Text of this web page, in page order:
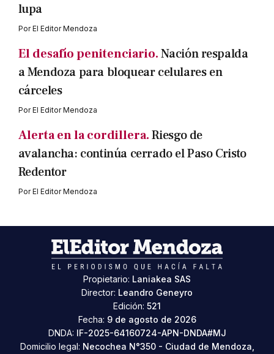
lupa
PorEl Editor Mendoza
El desafío penitenciario.Nación respalda
a Mendoza para bloquear celulares en
cárceles
PorEl Editor Mendoza
Alerta en la cordillera.Riesgo de
avalancha: continúa cerrado el Paso Cristo
Redentor
PorEl Editor Mendoza
Propietario: Laniakea SAS
Director: Leandro Geneyro
Edición: 521
Fecha: 9 de agosto de 2026
DNDA: IF-2025-64160724-APN-DNDA#MJ
Domicilio legal: Necochea N°350 - Ciudad de Mendoza,